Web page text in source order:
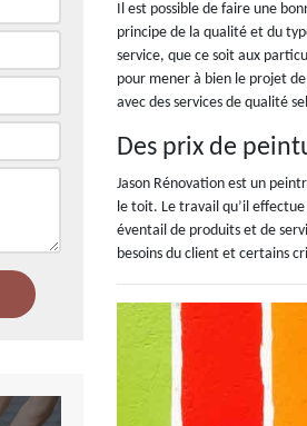
Il est possible de faire une
principe de la qualité et du
service, que ce soit aux
pour mener à bien le projet
avec des services de qualité
Des prix de
Jason Rénovation est un
le toit. Le travail qu’il
éventail de produits et de
besoins du client et certains